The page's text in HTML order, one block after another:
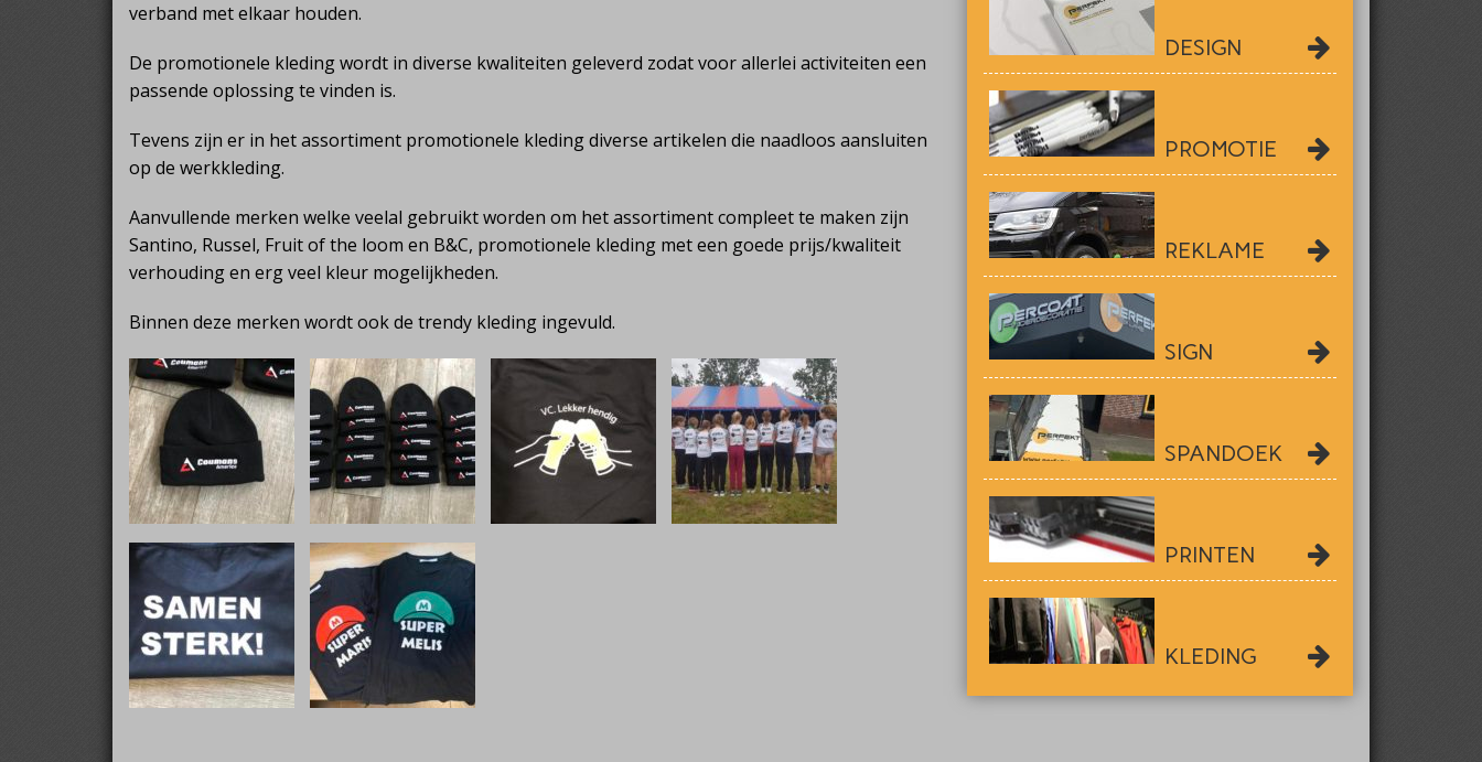
verband met elkaar houden.
De promotionele kleding wordt in diverse kwaliteiten geleverd zodat voor allerlei activiteiten een
passende oplossing te vinden is.
Tevens zijn er in het assortiment promotionele kleding diverse artikelen die naadloos aansluiten
op de werkkleding.
Aanvullende merken welke veelal gebruikt worden om het assortiment compleet te maken zijn
Santino, Russel, Fruit of the loom en B&C, promotionele kleding met een goede prijs/kwaliteit
verhouding en erg veel kleur mogelijkheden.
Binnen deze merken wordt ook de trendy kleding ingevuld.
DESIGN
PROMOTIE
REKLAME
SIGN
SPANDOEK
PRINTEN
KLEDING